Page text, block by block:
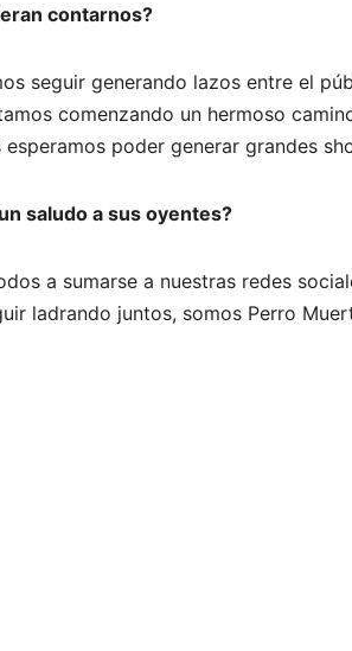
contarnos?
seguir generando lazos entre el
comenzando un hermoso
esperamos poder generar grandes
saludo a sus oyentes?
a sumarse a nuestras redes
ladrando juntos, somos Perro